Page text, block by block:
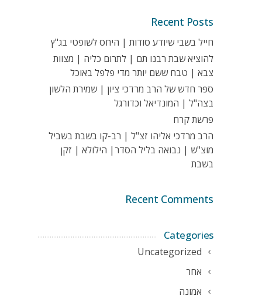
Recent Posts
חייל בשבי שיודע סודות | היחס לשופטי בג"ץ
להוציא שבת רבנו תם | לתרום כליה | מצוות
צבא | טבח ששם יותר מדי פלפל באוכל
ספר חדש של הרב מרדכי ציון | שמירת הלשון
בצה"ל | המונדיאל וכדורגל
פרשת קרח
הרב מרדכי אליהו זצ"ל | רב-קו בשבת בשביל
מוצ"ש | נבואה בליל הסדר| הילולא | זקן
בשבת
Recent Comments
Categories
Uncategorized
אחר
אמונה